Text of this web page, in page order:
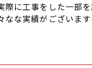
際に工事をした一部
なな実績がございま